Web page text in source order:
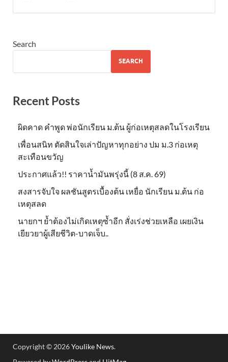
Search
SEARCH
Recent Posts
ผิดคาด คำพูด พ่อนักเรียน ม.ต้น ผู้ก่อเหตุสลดในโรงเรียน
เพื่อนสนิท ตัดสินใจเล่าปัญหาทุกอย่าง ปม ม.3 ก่อเหตุ
สะเทือนขวัญ
ประกาศแล้ว!! ราคาน้ำมันพรุ่งนี้ (8 ส.ค. 69)
สงสารจับใจ ผลชันสูตรเบื้องต้น เหยื่อ นักเรียน ม.ต้น ก่อ
เหตุสลด
นายกฯ ย้ำต้องไม่เกิดเหตุซ้ำอีก สั่งเร่งช่วยเหลือ เผยเงิน
เยียวยาผู้เสียชีวิต-บาดเจ็บ..
Copyright © 2026Youlike News.